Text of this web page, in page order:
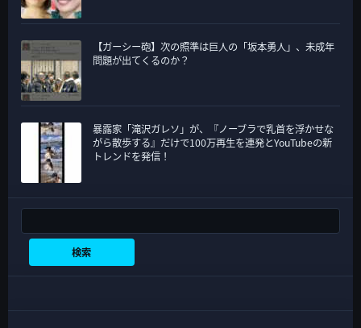
【ガーシー砲】次の照準は巨人の「坂本勇人」、未成年
問題が出てくるのか？
暴露家「滝沢ガレソ」が、『ノーブラで乳首を浮かせな
がら散歩する』だけで100万再生を連発とYouTubeの新
トレンドを発信！
検索